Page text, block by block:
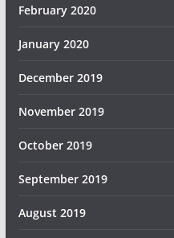
February 2020
January 2020
December 2019
November 2019
October 2019
September 2019
August 2019